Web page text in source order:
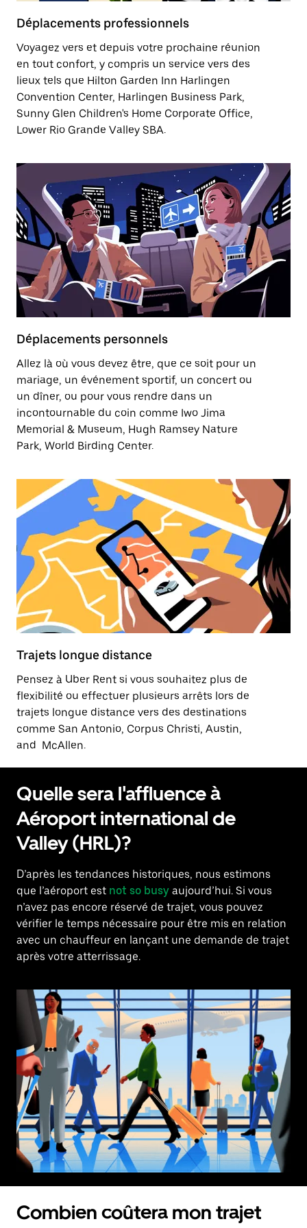
Déplacements professionnels
Voyagez vers et depuis votre prochaine réunion
en tout confort, y compris un service vers des
lieux tels que Hilton Garden Inn Harlingen
Convention Center, Harlingen Business Park,
Sunny Glen Children's Home Corporate Office,
Lower Rio Grande Valley SBA.
Déplacements personnels
Allez là où vous devez être, que ce soit pour un
mariage, un événement sportif, un concert ou
un dîner, ou pour vous rendre dans un
incontournable du coin comme Iwo Jima
Memorial & Museum, Hugh Ramsey Nature
Park, World Birding Center.
Trajets longue distance
Pensez à Uber Rent si vous souhaitez plus de
flexibilité ou effectuer plusieurs arrêts lors de
trajets longue distance vers des destinations
comme San Antonio, Corpus Christi, Austin,
and McAllen.
Quelle sera l'affluence à
Aéroport international de
Valley (HRL)?
D’après les tendances historiques, nous estimons
que l’aéroport est not so busy aujourd’hui. Si vous
n’avez pas encore réservé de trajet, vous pouvez
vérifier le temps nécessaire pour être mis en relation
avec un chauffeur en lançant une demande de trajet
après votre atterrissage.
Combien coûtera mon trajet